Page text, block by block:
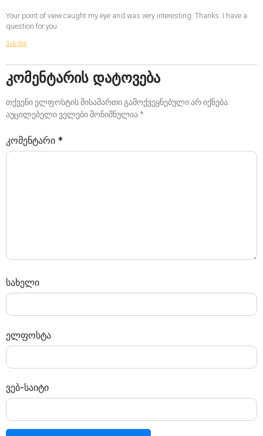
Your point of view caught my eye and was very interesting. Thanks. I have a
question for you.
პასუხი
კომენტარის დატოვება
თქვენი ელფოსტის მისამართი გამოქვეყნებული არ იქნება.
აუცილებელი ველები მონიშნულია*
კომენტარი *
სახელი
ელფოსტა
ვებ-საიტი